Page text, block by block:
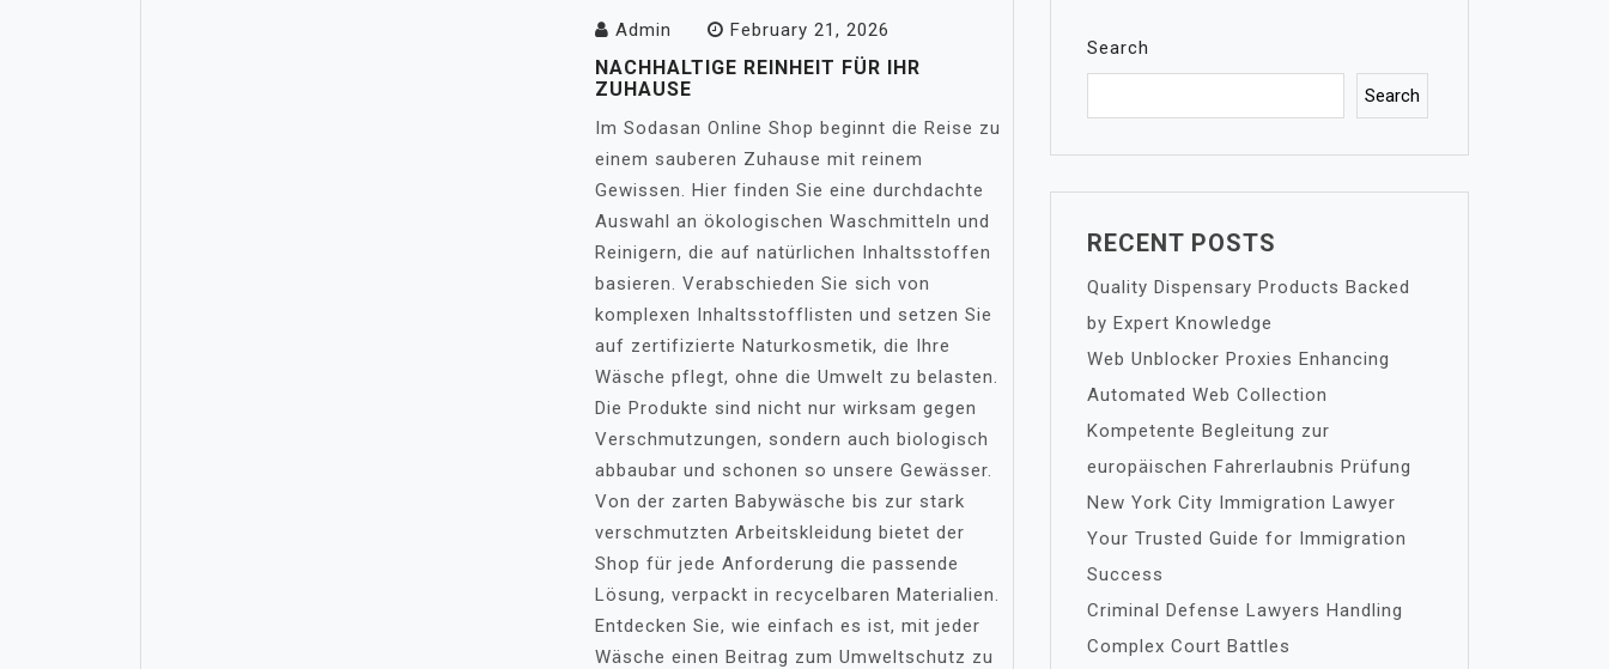
Admin February 21, 2026
NACHHALTIGE REINHEIT FÜR IHR
ZUHAUSE
Im Sodasan Online Shop beginnt die Reise zu
einem sauberen Zuhause mit reinem
Gewissen. Hier finden Sie eine durchdachte
Auswahl an ökologischen Waschmitteln und
Reinigern, die auf natürlichen Inhaltsstoffen
basieren. Verabschieden Sie sich von
komplexen Inhaltsstofflisten und setzen Sie
auf zertifizierte Naturkosmetik, die Ihre
Wäsche pflegt, ohne die Umwelt zu belasten.
Die Produkte sind nicht nur wirksam gegen
Verschmutzungen, sondern auch biologisch
abbaubar und schonen so unsere Gewässer.
Von der zarten Babywäsche bis zur stark
verschmutzten Arbeitskleidung bietet der
Shop für jede Anforderung die passende
Lösung, verpackt in recycelbaren Materialien.
Entdecken Sie, wie einfach es ist, mit jeder
Wäsche einen Beitrag zum Umweltschutz zu
Search
Search
RECENT POSTS
Quality Dispensary Products Backed
by Expert Knowledge
Web Unblocker Proxies Enhancing
Automated Web Collection
Kompetente Begleitung zur
europäischen Fahrerlaubnis Prüfung
New York City Immigration Lawyer
Your Trusted Guide for Immigration
Success
Criminal Defense Lawyers Handling
Complex Court Battles